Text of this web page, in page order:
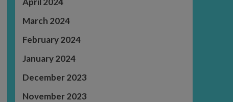
March 2024
February 2024
January 2024
December 2023
November 2023